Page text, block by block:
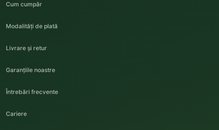
Cum cumpăr
Modalități de plată
Livrare și retur
Garanțiile noastre
Întrebări frecvente
Cariere